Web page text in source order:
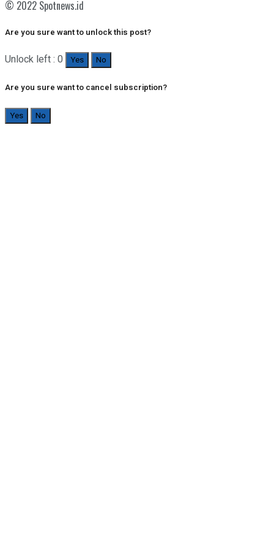
© 2022 Spotnews.id
Are you sure want to unlock this post?
Unlock left : 0 Yes No
Are you sure want to cancel subscription?
Yes No